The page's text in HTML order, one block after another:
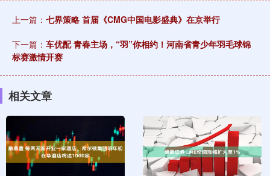
上一篇： 七界策略 首届《CMG中国电影盛典》在京举行
下一篇： 车优配 青春主场，“羽”你相约！河南省青少年羽毛球锦
标赛激情开赛
相关文章